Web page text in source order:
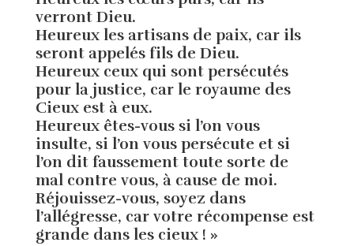
verront Dieu.
Heureux les artisans de paix, car ils
seront appelés fils de Dieu.
Heureux ceux qui sont persécutés
pour la justice, car le royaume des
Cieux est à eux.
Heureux êtes-vous si l’on vous
insulte, si l’on vous persécute et si
l’on dit faussement toute sorte de
mal contre vous, à cause de moi.
Réjouissez-vous, soyez dans
l’allégresse, car votre récompense est
grande dans les cieux ! »